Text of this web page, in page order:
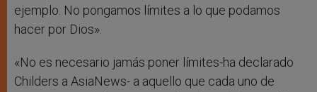
ejemplo. No pongamos límites a lo que podamos
hacer por Dios».
«No es necesario jamás poner límites-ha declarado
Childers a AsiaNews- a aquello que cada uno de